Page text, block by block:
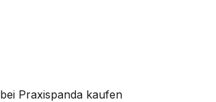
bei Praxispanda kaufen